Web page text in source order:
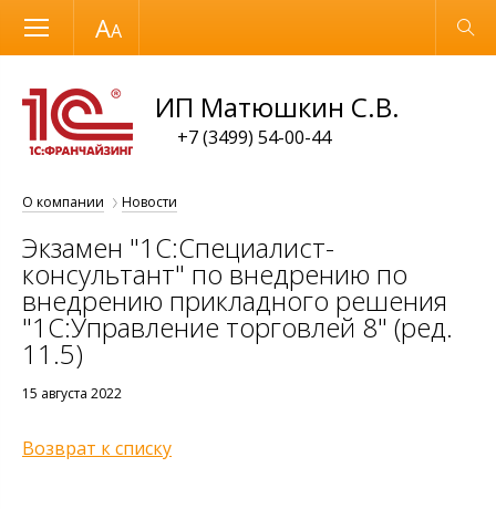
Размер шрифта Обычная версия
ИП Матюшкин С.В.
+7 (3499) 54-00-44
О компании Новости
Экзамен "1С:Специалист-
консультант" по внедрению по
внедрению прикладного решения
"1С:Управление торговлей 8" (ред.
11.5)
15 августа 2022
Возврат к списку